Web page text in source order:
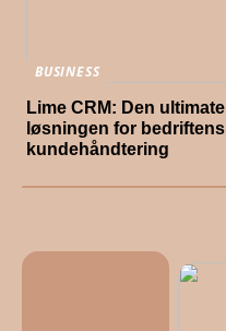
BUSINESS
Lime CRM: Den ultimate
løsningen for bedriftens
kundehåndtering